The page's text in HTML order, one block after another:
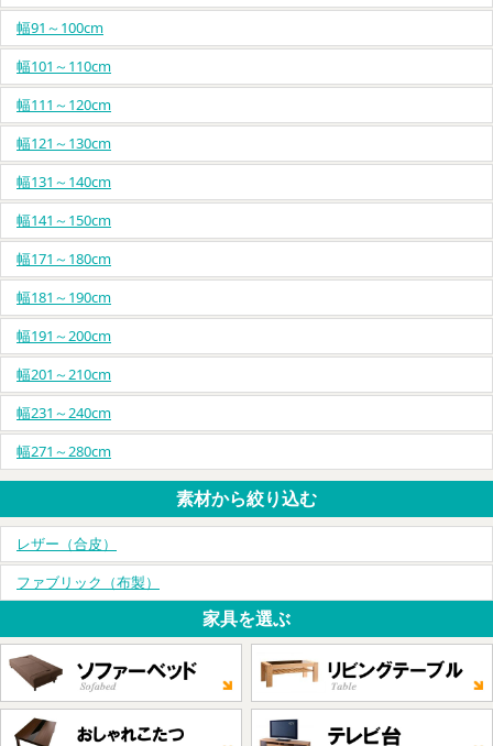
幅91～100cm
幅101～110cm
幅111～120cm
幅121～130cm
幅131～140cm
幅141～150cm
幅171～180cm
幅181～190cm
幅191～200cm
幅201～210cm
幅231～240cm
幅271～280cm
素材から絞り込む
レザー（合皮）
ファブリック（布製）
家具を選ぶ